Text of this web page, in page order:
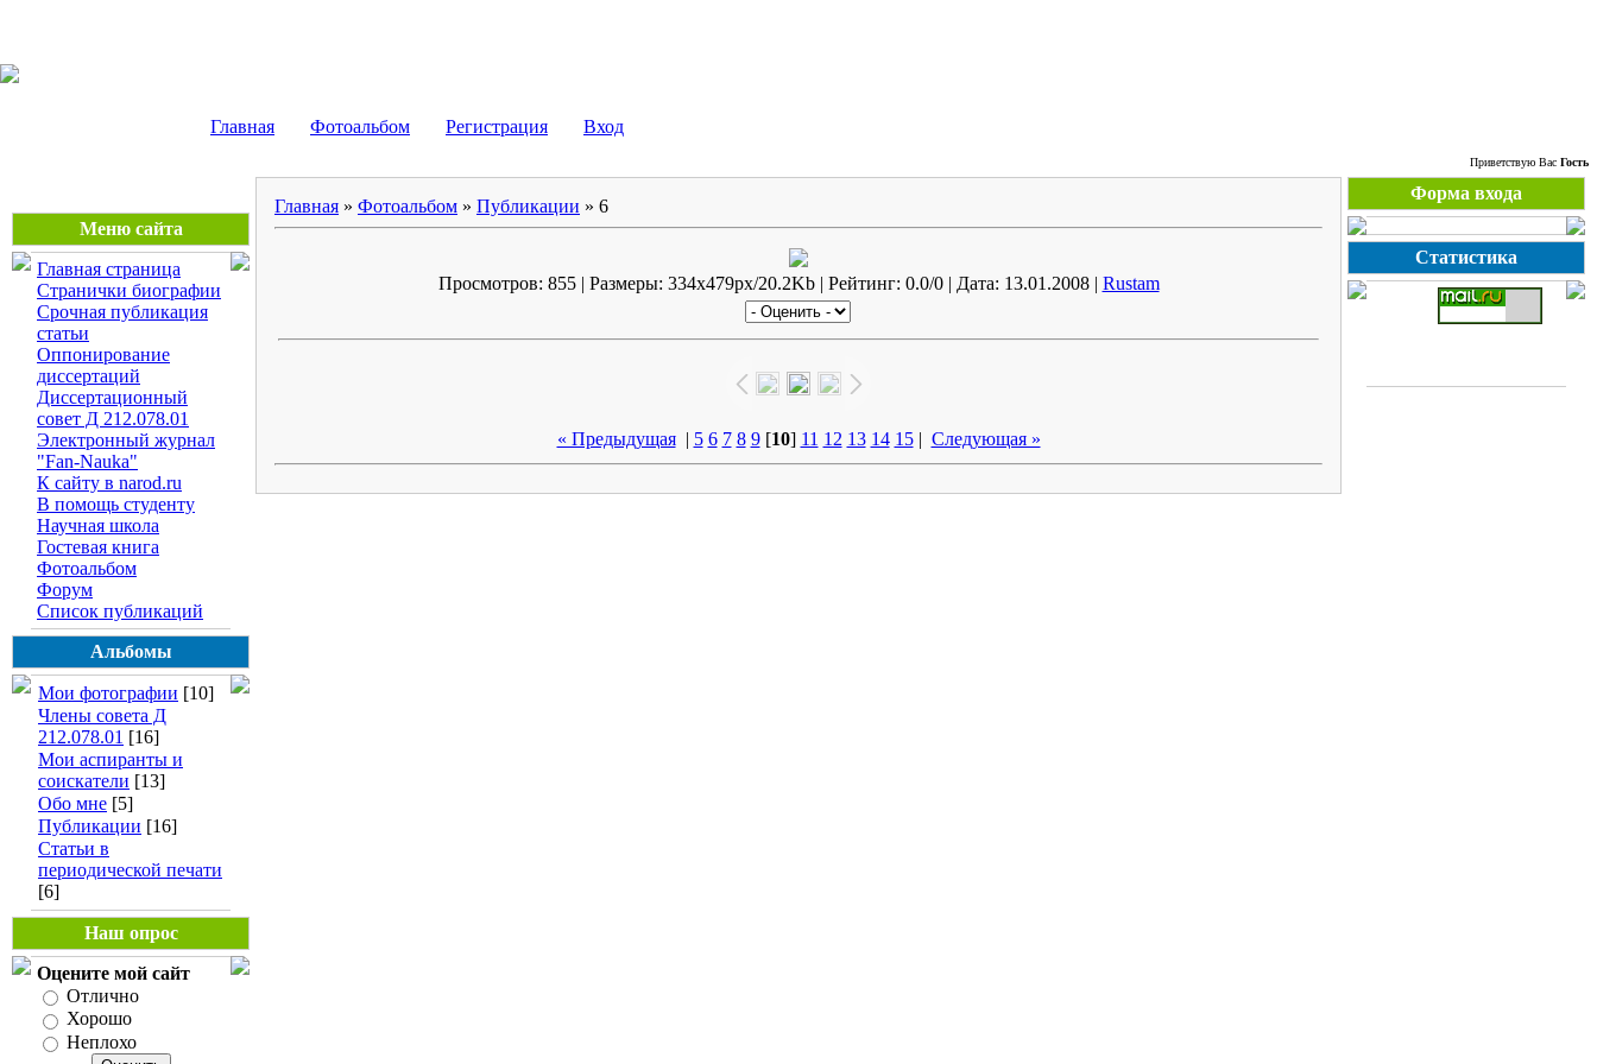
Главная Фотоальбом Регистрация Вход
Приветствую Вас Гость
Меню сайта
Главная страница
Странички биографии
Срочная публикация
статьи
Оппонирование
диссертаций
Диссертационный
совет Д 212.078.01
Электронный журнал
"Fan-Nauka"
К сайту в narod.ru
В помощь студенту
Научная школа
Гостевая книга
Фотоальбом
Форум
Список публикаций
Альбомы
Мои фотографии [10]
Члены совета Д
212.078.01 [16]
Мои аспиранты и
соискатели [13]
Обо мне [5]
Публикации [16]
Статьи в
периодической печати
[6]
Наш опрос
Оцените мой сайт
Отлично
Хорошо
Неплохо
Главная » Фотоальбом » Публикации » 6
Просмотров: 855 | Размеры: 334x479px/20.2Kb | Рейтинг: 0.0/0 | Дата: 13.01.2008 | Rustam
« Предыдущая| 5 6 7 8 9[10] 11 12 13 14 15| Следующая »
Форма входа
Статистика